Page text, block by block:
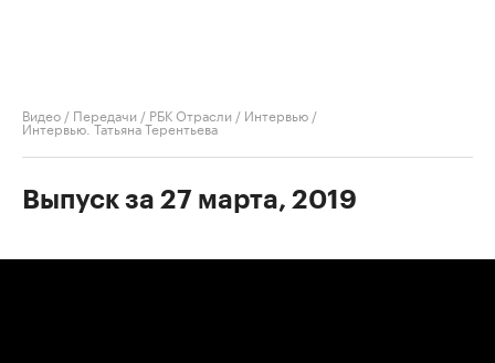
Видео / Передачи / РБК Отрасли / Интервью /
Интервью. Татьяна Терентьева
Выпуск за 27 марта, 2019